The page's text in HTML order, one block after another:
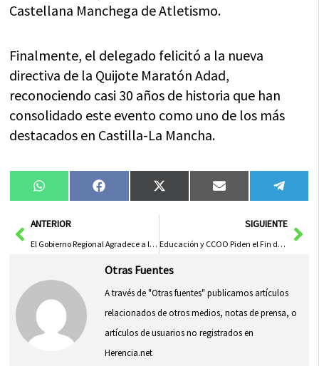
Castellana Manchega de Atletismo.
Finalmente, el delegado felicitó a la nueva
directiva de la Quijote Maratón Adad,
reconociendo casi 30 años de historia que han
consolidado este evento como uno de los más
destacados en Castilla-La Mancha.
Compartir
en
WhatsAppCompartir
en
FacebookCompartir
en
X
(Twitter)
Compartir
en
Email
en
AntANTERIOR
El Gobierno Regional Agradece a la Policía Nacional de Ciudad Real en el Día de los Ángeles Custodios por su Labor y Dedicación
SIGUIENTE
Educación y CCOO Piden el Fin del Conflicto en Gaza
Otras Fuentes
A través de "Otras fuentes" publicamos artículos
relacionados de otros medios, notas de prensa, o
artículos de usuarios no registrados en
Herencia.net